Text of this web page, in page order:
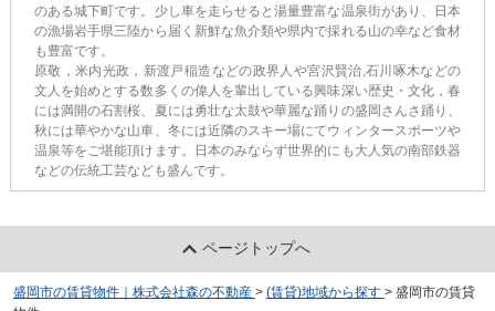
のある城下町です。少し車を走らせると湯量豊富な温泉街があり、日本
の漁場岩手県三陸から届く新鮮な魚介類や県内で採れる山の幸など食材
も豊富です。
原敬，米内光政，新渡戸稲造などの政界人や宮沢賢治,石川啄木などの
文人を始めとする数多くの偉人を輩出している興味深い歴史・文化，春
には満開の石割桜、夏には勇壮な太鼓や華麗な踊りの盛岡さんさ踊り、
秋には華やかな山車、冬には近隣のスキー場にてウィンタースポーツや
温泉等をご堪能頂けます。日本のみならず世界的にも大人気の南部鉄器
などの伝統工芸なども盛んです。
ページトップへ
盛岡市の賃貸物件｜株式会社森の不動産 > (賃貸)地域から探す > 盛岡市の賃貸